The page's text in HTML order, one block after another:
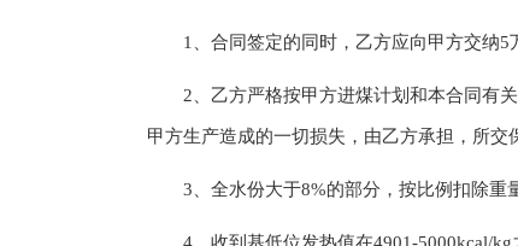
1、合同签定的同时，乙方应向甲方交纳5
2、乙方严格按甲方进煤计划和本合同有关
甲方生产造成的一切损失，由乙方承担，所交
3、全水份大于8%的部分，按比例扣除重量